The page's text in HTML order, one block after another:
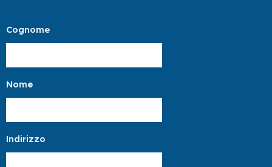
Cognome
Nome
Indirizzo